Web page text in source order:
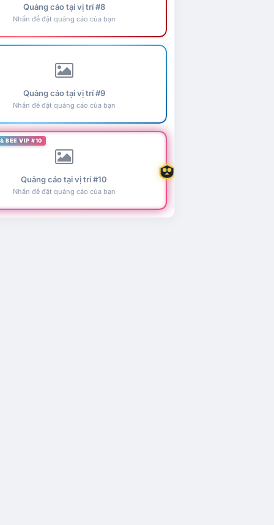
Quảng cáo tại vị trí #8
Nhấn để đặt quảng cáo của bạn
Quảng cáo tại vị trí #9
Nhấn để đặt quảng cáo của bạn
BEE VIP #10
Quảng cáo tại vị trí #10
Nhấn để đặt quảng cáo của bạn